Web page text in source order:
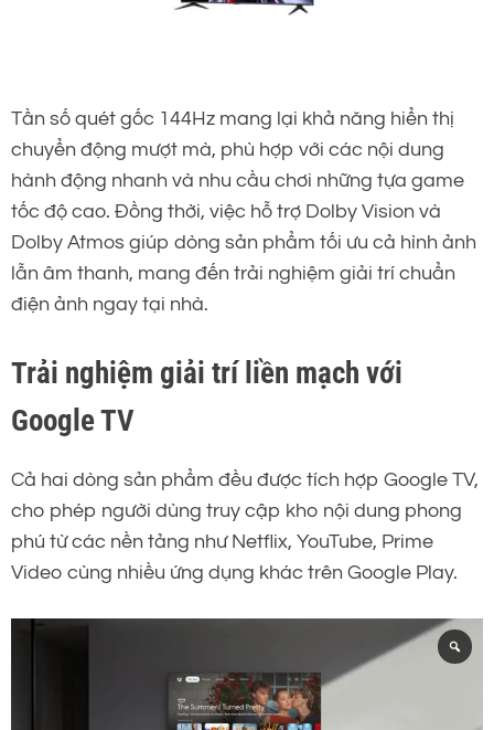
Tần số quét gốc 144Hz mang lại khả năng hiển thị
chuyển động mượt mà, phù hợp với các nội dung
hành động nhanh và nhu cầu chơi những tựa game
tốc độ cao. Đồng thời, việc hỗ trợ Dolby Vision và
Dolby Atmos giúp dòng sản phẩm tối ưu cả hình ảnh
lẫn âm thanh, mang đến trải nghiệm giải trí chuẩn
điện ảnh ngay tại nhà.
Trải nghiệm giải trí liền mạch với
Google TV
Cả hai dòng sản phẩm đều được tích hợp Google TV,
cho phép người dùng truy cập kho nội dung phong
phú từ các nền tảng như Netflix, YouTube, Prime
Video cùng nhiều ứng dụng khác trên Google Play.